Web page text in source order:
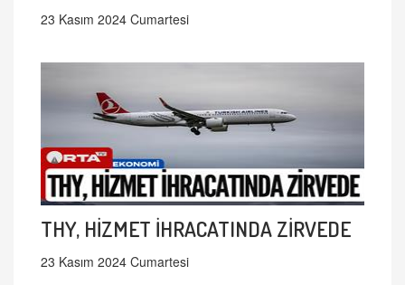
23 Kasım 2024 Cumartesi
THY, HİZMET İHRACATINDA ZİRVEDE
23 Kasım 2024 Cumartesi